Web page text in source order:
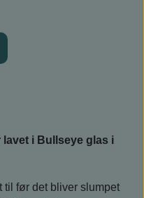
i Bullseye glas i
til før det bliver slumpet